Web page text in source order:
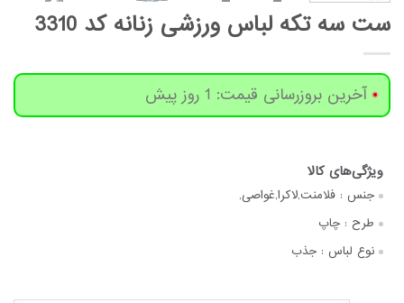
ست سه تکه لباس ورزشی زنانه کد 3310
آخرین بروزرسانی قیمت: 1 روز پیش
جنس : فلامنت,لاکرا,غواصی,
طرح : چاپ
نوع لباس : جذب